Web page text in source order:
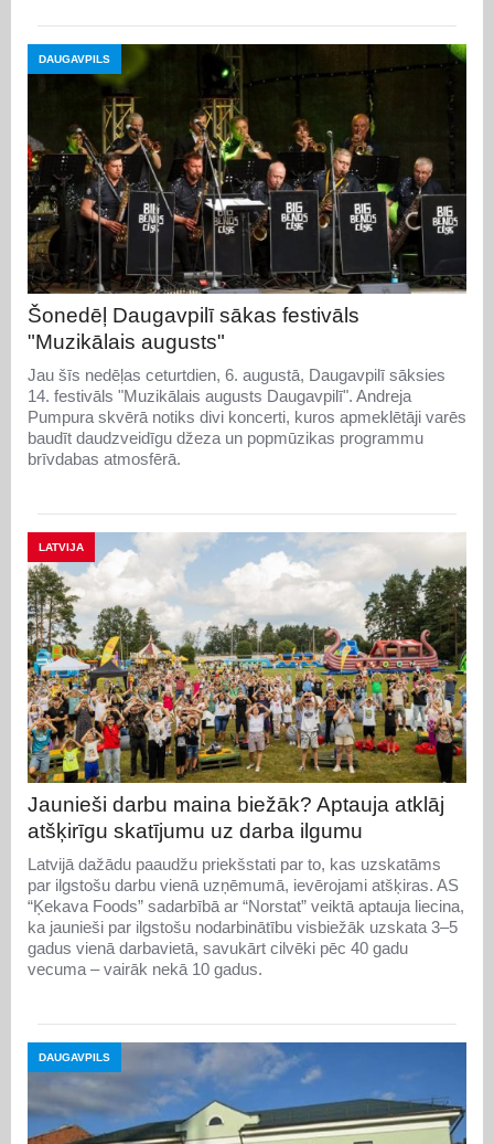
DAUGAVPILS
Šonedēļ Daugavpilī sākas festivāls
"Muzikālais augusts"
Jau šīs nedēļas ceturtdien, 6. augustā, Daugavpilī sāksies
14. festivāls "Muzikālais augusts Daugavpilī". Andreja
Pumpura skvērā notiks divi koncerti, kuros apmeklētāji varēs
baudīt daudzveidīgu džeza un popmūzikas programmu
brīvdabas atmosfērā.
LATVIJA
Jaunieši darbu maina biežāk? Aptauja atklāj
atšķirīgu skatījumu uz darba ilgumu
Latvijā dažādu paaudžu priekšstati par to, kas uzskatāms
par ilgstošu darbu vienā uzņēmumā, ievērojami atšķiras. AS
“Ķekava Foods” sadarbībā ar “Norstat” veiktā aptauja liecina,
ka jaunieši par ilgstošu nodarbinātību visbiežāk uzskata 3–5
gadus vienā darbavietā, savukārt cilvēki pēc 40 gadu
vecuma – vairāk nekā 10 gadus.
DAUGAVPILS